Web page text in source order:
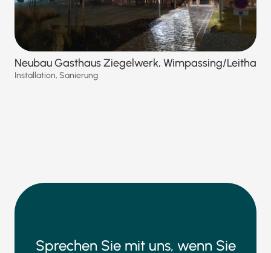
Neubau Gasthaus Ziegelwerk, Wimpassing/Leitha
Installation, Sanierung
Sprechen Sie mit uns, wenn Sie